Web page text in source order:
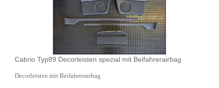
Cabrio Typ89 Decorleisten spezial mit Beifahrerairbag
Decorleisten mit Beifahrerairbag